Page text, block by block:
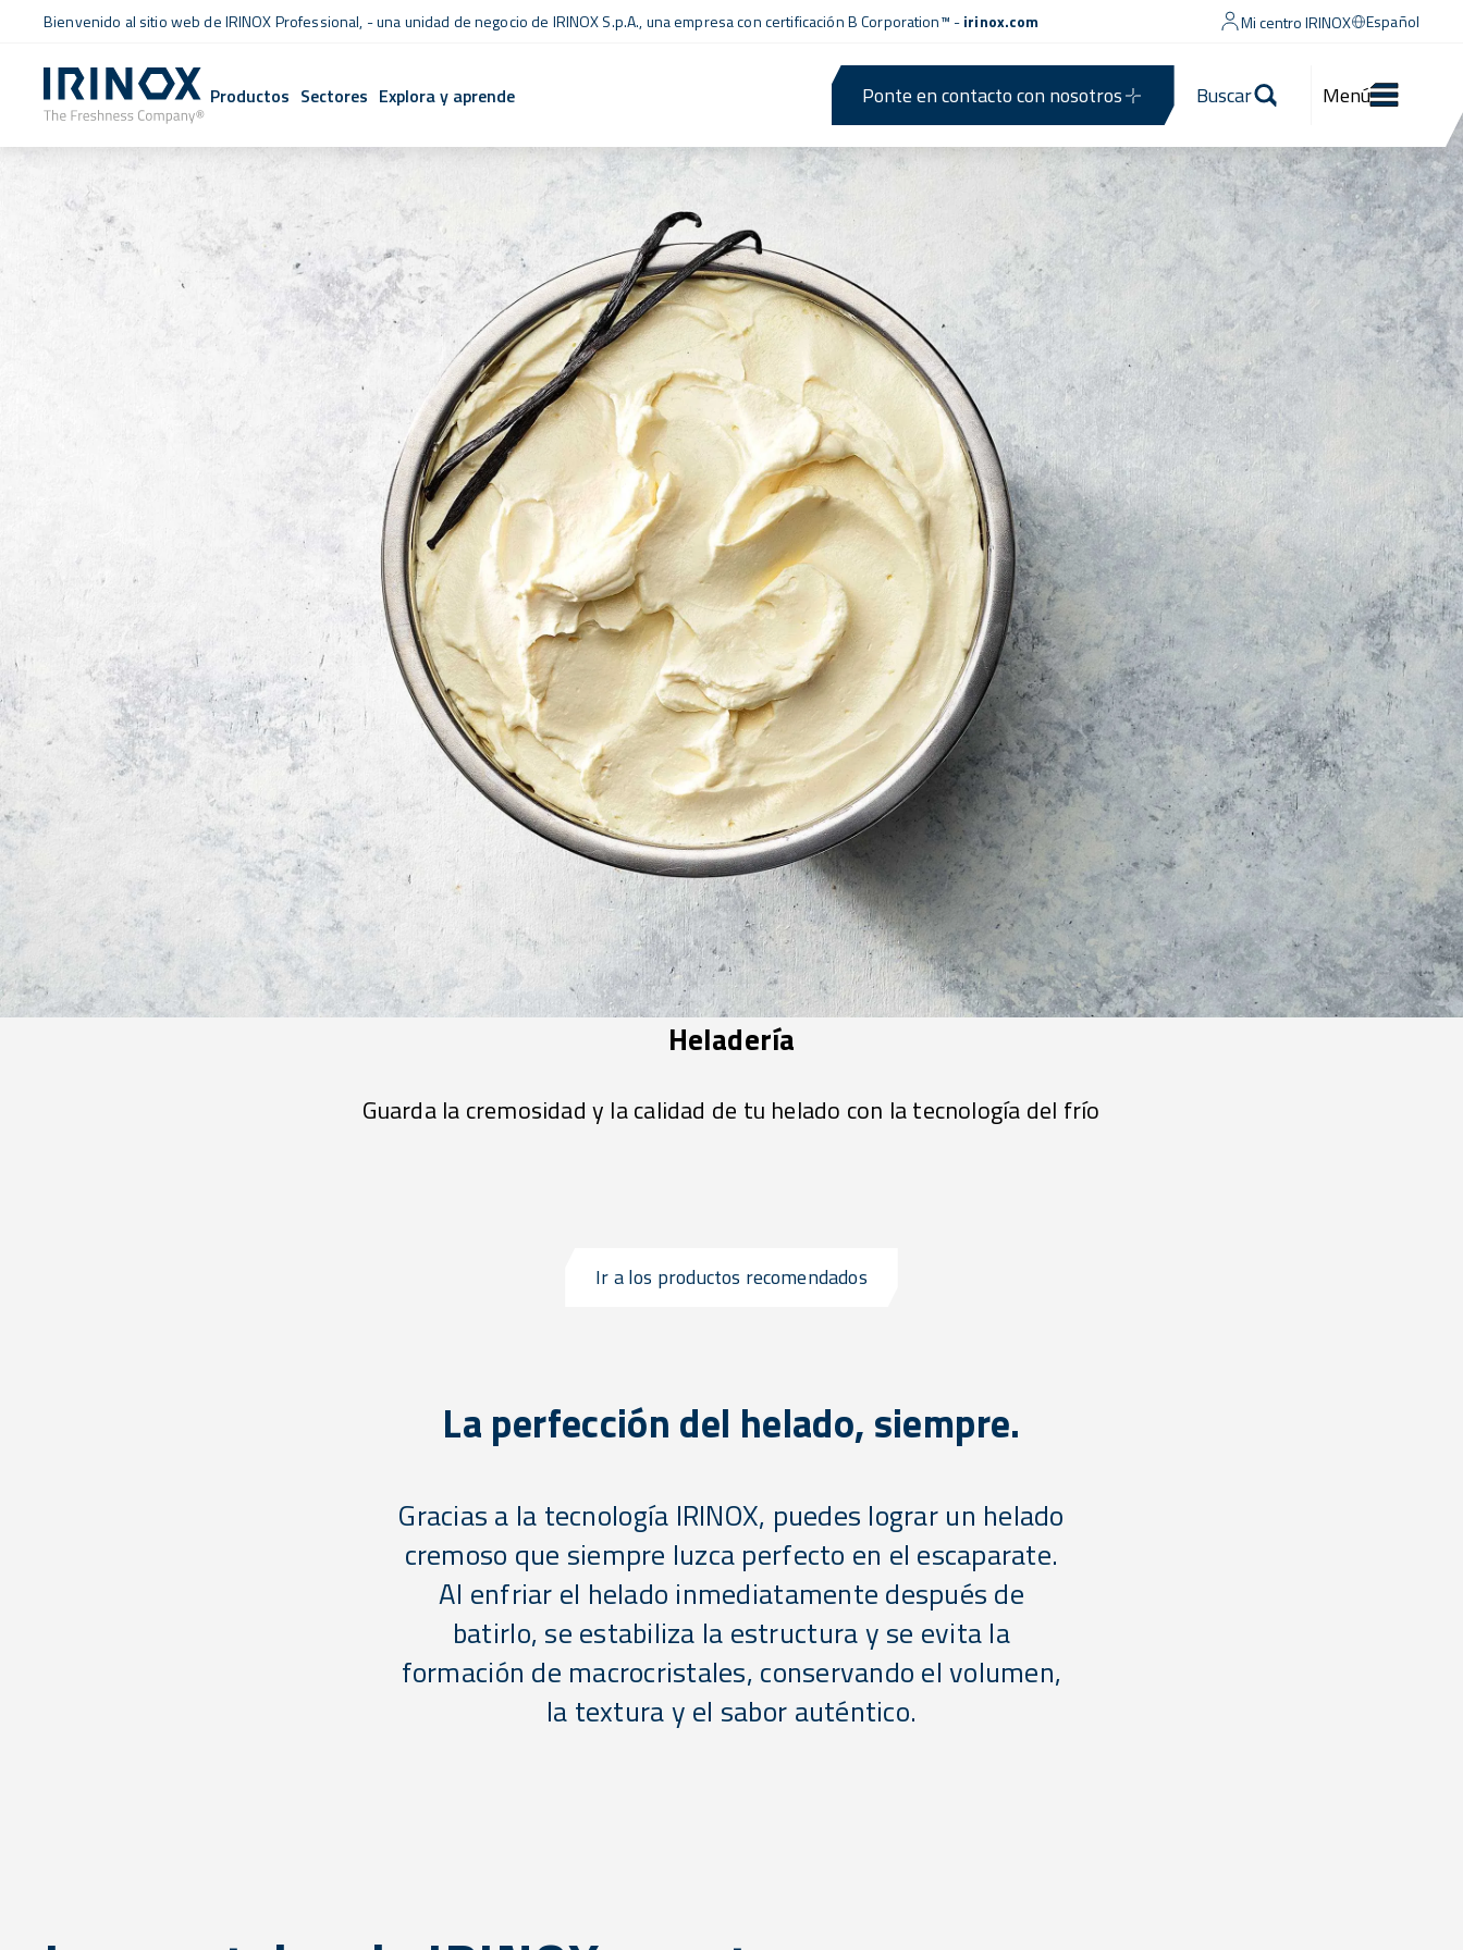
Bienvenido al sitio web de IRINOX Professional, - una unidad de negocio de IRINOX S.p.A., una empresa concertificación B Corporation™ -irinox.com Mi centro IRINOX Español
Productos Sectores Explora y aprende Ponte en contacto con nosotros Buscar Menú
Heladería
Guarda la cremosidad y la calidad de tu helado con la tecnología del frío
Ir a los productos recomendados
La perfección del helado, siempre.
Gracias a la tecnología IRINOX, puedes lograr un helado
cremoso que siempre luzca perfecto en el escaparate.
Al enfriar el helado inmediatamente después de
batirlo, se estabiliza la estructura y se evita la
formación de macrocristales, conservando el volumen,
la textura y el sabor auténtico.